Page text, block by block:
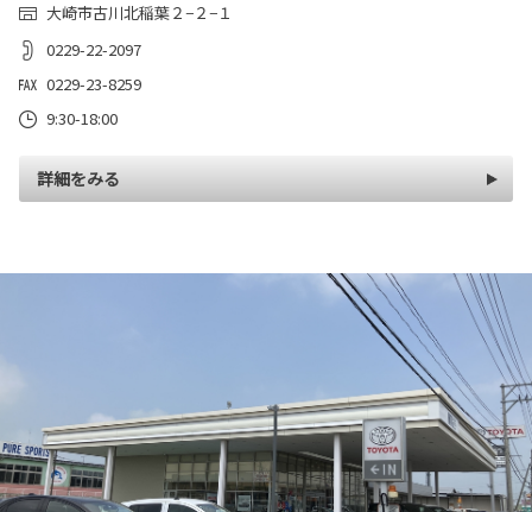
大崎市古川北稲葉２−２−１
0229-22-2097
0229-23-8259
9:30-18:00
詳細をみる